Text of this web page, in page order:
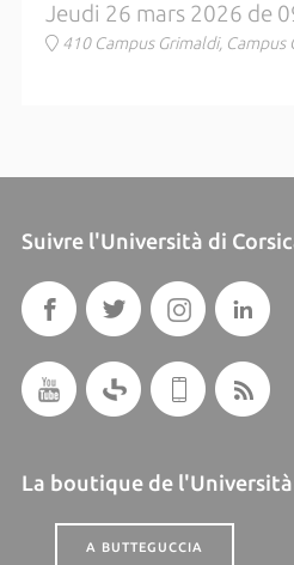
Jeudi 26 mars 2026 de
410 Campus Grimaldi, Campus
Suivre l'Università di
La boutique de l'Università
A BUTTEGUCCIA